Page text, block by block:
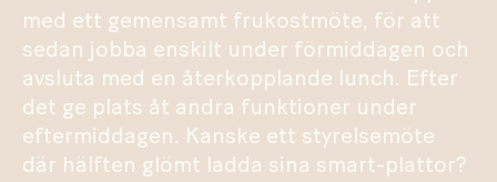
med ett gemensamt frukostmöte, för att
sedan jobba enskilt under förmiddagen och
avsluta med en återkopplande lunch. Efter
det ge plats åt andra funktioner under
eftermiddagen. Kanske ett styrelsemöte
där hälften glömt ladda sina smart-plattor?